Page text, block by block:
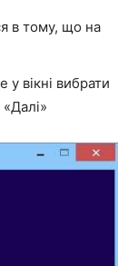
в тому, що на
вікні вибрати